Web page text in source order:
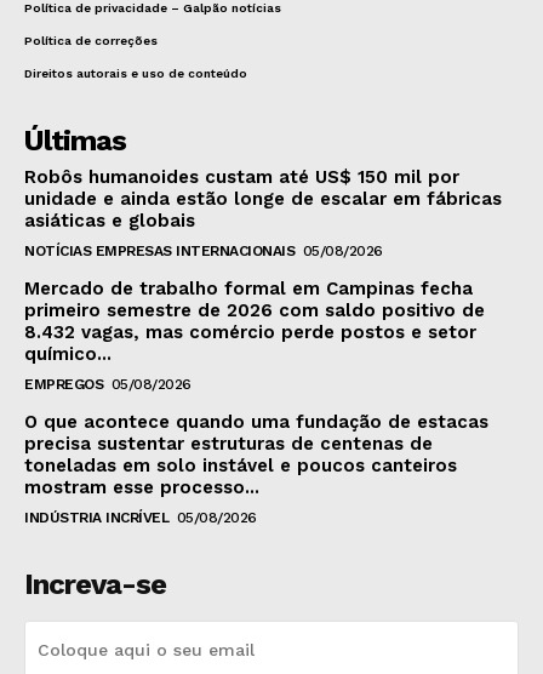
Política de privacidade – Galpão notícias
Política de correções
Direitos autorais e uso de conteúdo
Últimas
Robôs humanoides custam até US$ 150 mil por
unidade e ainda estão longe de escalar em fábricas
asiáticas e globais
NOTÍCIAS EMPRESAS INTERNACIONAIS 05/08/2026
Mercado de trabalho formal em Campinas fecha
primeiro semestre de 2026 com saldo positivo de
8.432 vagas, mas comércio perde postos e setor
químico...
EMPREGOS 05/08/2026
O que acontece quando uma fundação de estacas
precisa sustentar estruturas de centenas de
toneladas em solo instável e poucos canteiros
mostram esse processo...
INDÚSTRIA INCRÍVEL 05/08/2026
Increva-se